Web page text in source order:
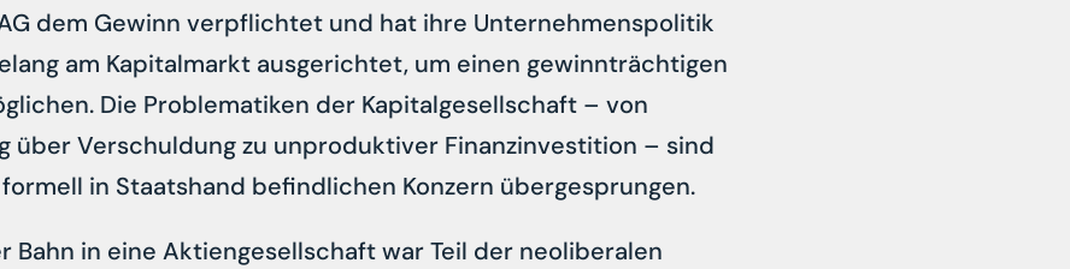
dem Gewinn verpflichtet und hat ihre Unternehmenspolitik
am Kapitalmarkt ausgerichtet, um einen gewinnträchtigen
Die Problematiken der Kapitalgesellschaft – von
über Verschuldung zu unproduktiver Finanzinvestition – sind
in Staatshand befindlichen Konzern übergesprungen.
Bahn in eine Aktiengesellschaft war Teil der neoliberalen